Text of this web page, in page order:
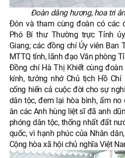
Đoàn dâng hương, hoa tri
Đón và tham cùng đoàn có các
Phó Bí thư Thường trực Tỉnh
Giang; các đồng chí Ủy viên Ban
MTTQ tỉnh, lãnh đạo Văn phòng
Đồng chí Hà Thị Khiết cùng
kính, tưởng nhớ Chủ tịch Hồ
cống hiến cả cuộc đời cho sự
dân tộc, đem lại hòa bình, ấm
ân các Anh hùng liệt sĩ đã anh
phóng dân tộc, thống nhất đất
quốc, vì hạnh phúc của Nhân
Cộng hòa xã hội chủ nghĩa Việt